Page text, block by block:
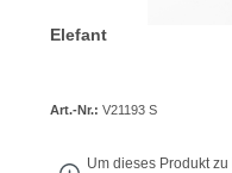
Elefant
Art.-Nr.:V21193 S
Um dieses Produkt